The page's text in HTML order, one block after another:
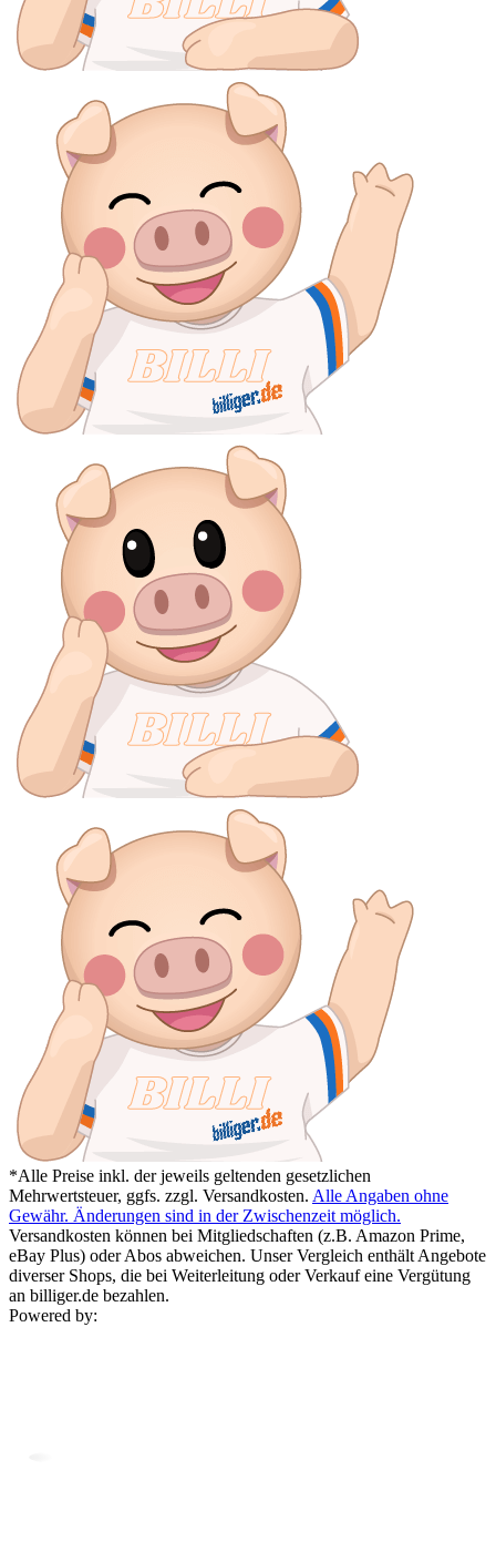
*Alle Preise inkl. der jeweils geltenden gesetzlichen
Mehrwertsteuer, ggfs. zzgl. Versandkosten. Alle Angaben ohne
Gewähr. Änderungen sind in der Zwischenzeit möglich.
Versandkosten können bei Mitgliedschaften (z.B. Amazon Prime,
eBay Plus) oder Abos abweichen. Unser Vergleich enthält Angebote
diverser Shops, die bei Weiterleitung oder Verkauf eine Vergütung
an billiger.de bezahlen.
Powered by: